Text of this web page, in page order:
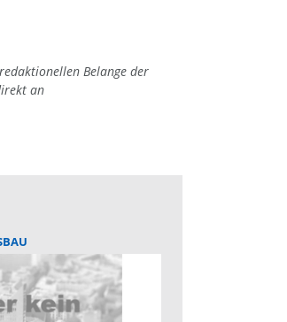
Belange der
an